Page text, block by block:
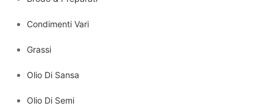
Condimenti Vari
Grassi
Olio Di Sansa
Olio Di Semi